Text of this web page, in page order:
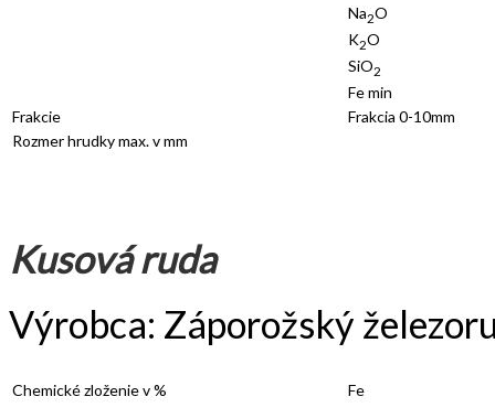
Na2O
K2O
SiO2
Fe min
Frakcie
Frakcia 0-10mm
Rozmer hrudky max. v mm
Kusová ruda
Výrobca: Záporožský
Chemické zloženie v % Fe